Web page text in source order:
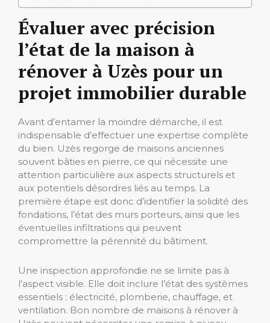
Évaluer avec précision
l’état de la maison à
rénover à Uzès pour un
projet immobilier durable
Avant d’entamer la moindre démarche, il est
indispensable d’effectuer une expertise complète
du bien. Uzès regorge de maisons anciennes
souvent bâties en pierre, ce qui nécessite une
attention particulière aux aspects structurels et
aux potentiels désordres liés au temps. La
première étape est donc d’identifier la solidité des
fondations, l’état des murs porteurs, ainsi que les
éventuelles infiltrations qui peuvent
compromettre la pérennité du bâtiment.
Une inspection approfondie ne se limite pas à
l’aspect visible. Elle doit inclure l’état des systèmes
essentiels : électricité, plomberie, chauffage, et
ventilation. Bon nombre de maisons à rénover à